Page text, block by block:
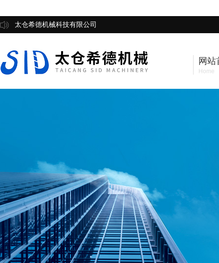
太仓希德机械科技有限公司
网站
Home